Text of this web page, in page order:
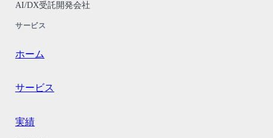
AI/DX受託開発会社
サービス
ホーム
サービス
実績